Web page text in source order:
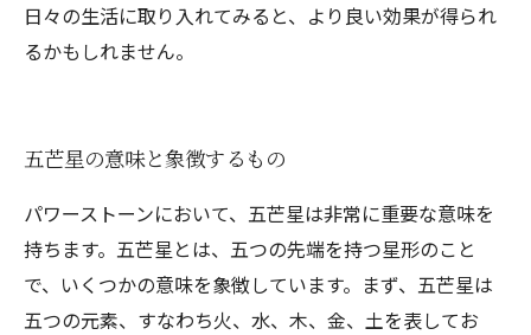
日々の生活に取り入れてみると、より良い効果が得られ
るかもしれません。
五芒星の意味と象徴するもの
パワーストーンにおいて、五芒星は非常に重要な意味を
持ちます。五芒星とは、五つの先端を持つ星形のこと
で、いくつかの意味を象徴しています。まず、五芒星は
五つの元素、すなわち火、水、木、金、土を表してお